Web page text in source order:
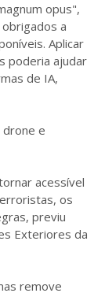
opus",
a
Aplicar
poderia ajudar
de IA,
e
acessível
os
previu
Exteriores da
remove